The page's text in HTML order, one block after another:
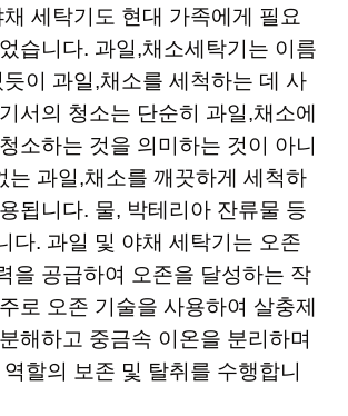
세탁기도 현대 가족에게 필요
습니다. 과일,채소세탁기는 이름
이 과일,채소를 세척하는 데 사
서의 청소는 단순히 과일,채소에
소하는 것을 의미하는 것이 아니
는 과일,채소를 깨끗하게 세척하
됩니다. 물, 박테리아 잔류물 등
다. 과일 및 야채 세탁기는 오존
을 공급하여 오존을 달성하는 작
로 오존 기술을 사용하여 살충제
해하고 중금속 이온을 분리하며
할의 보존 및 탈취를 수행합니